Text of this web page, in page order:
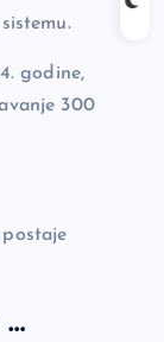
godine,
300
…